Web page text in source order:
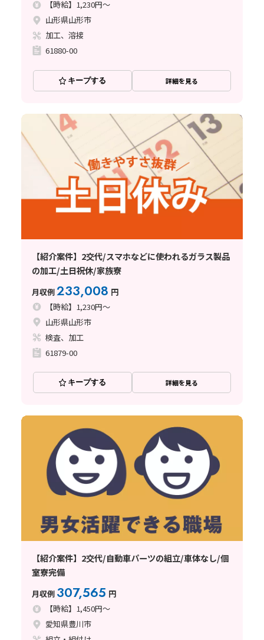
【時給】1,230円～
山形県山形市
加工、溶接
61880-00
キープする 詳細を見る
【紹介案件】2交代/スマホなどに使われるガラス製品
の加工/土日祝休/家族寮
月収例233,008 円
【時給】1,230円～
山形県山形市
検査、加工
61879-00
キープする 詳細を見る
【紹介案件】2交代/自動車パーツの組立/車体なし/個
室寮完備
月収例 307,565 円
【時給】1,450円～
愛知県豊川市